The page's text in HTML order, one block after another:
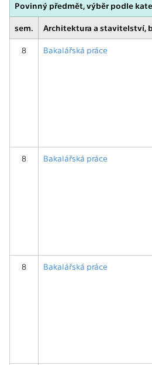
Povinný předmět, výběr podle
sem. Architektura a stavitelství,
8 Bakalářská práce
8 Bakalářská práce
8 Bakalářská práce